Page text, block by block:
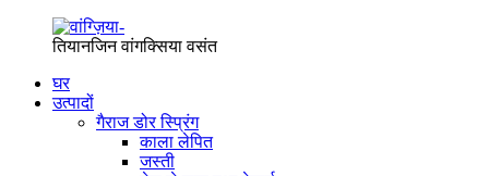
तियानजिन वांगक्सिया वसंत
घर
उत्पादों
गैराज डोर स्प्रिंग
काला लेपित
जस्ती